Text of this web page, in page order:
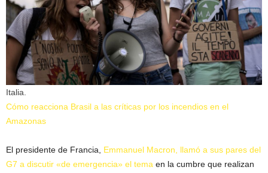
Italia.
Cómo reacciona Brasil a las críticas por los incendios en el
Amazonas
El presidente de Francia, Emmanuel Macron, llamó a sus pares del
G7 a discutir «de emergencia» el tema en la cumbre que realizan